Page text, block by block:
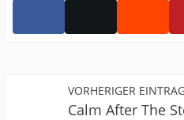
VORHERIGER
Calm After The